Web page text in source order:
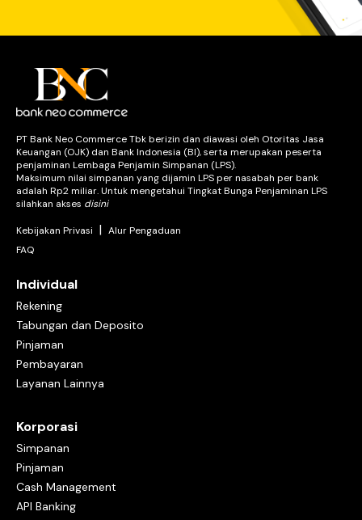
PT Bank Neo Commerce Tbk berizin dan diawasi oleh Otoritas Jasa
Keuangan (OJK) dan Bank Indonesia (BI), serta merupakan peserta
penjaminan Lembaga Penjamin Simpanan (LPS).
Maksimum nilai simpanan yang dijamin LPS per nasabah per bank
adalah Rp2 miliar. Untuk mengetahui Tingkat Bunga Penjaminan LPS
silahkan akses disini
Kebijakan Privasi | Alur Pengaduan
FAQ
Individual
Rekening
Tabungan dan Deposito
Pinjaman
Pembayaran
Layanan Lainnya
Korporasi
Simpanan
Pinjaman
Cash Management
API Banking